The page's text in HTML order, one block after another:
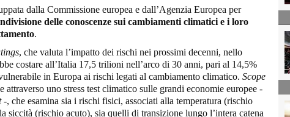
dalla Commissione europea e dall’Agenzia Europea per
delle conoscenze sui cambiamenti climatici e i loro
.
, che valuta l’impatto dei rischi nei prossimi decenni, nello
costare all’Italia 17,5 trilioni nell’arco di 30 anni, pari al 14,5%
in Europa ai rischi legati al cambiamento climatico. Scope
attraverso uno stress test climatico sulle grandi economie europee -
-, che esamina sia i rischi fisici, associati alla temperatura (rischio
(rischio acuto), sia quelli di transizione lungo l’intera catena